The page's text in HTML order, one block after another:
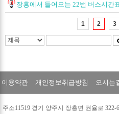
장흥에서 들어오는 22번 버스시간
1 2 3
이용약관 개인정보취급방침 오시는
주소11519 경기 양주시 장흥면 권율로 322-